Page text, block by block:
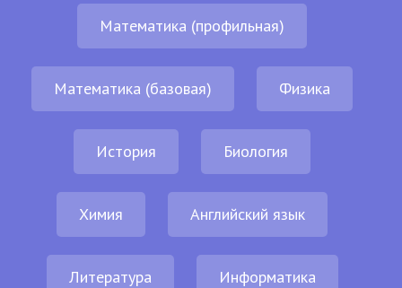
Математика (профильная)
Математика (базовая) Физика
История Биология
Химия Английский язык
Литература Информатика